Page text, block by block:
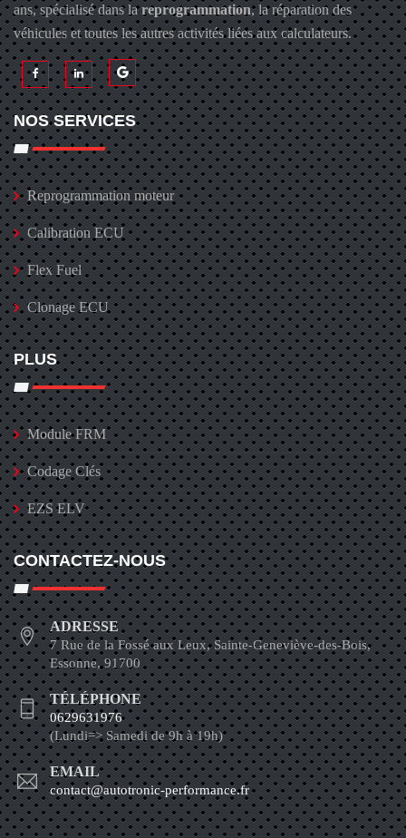
ans, spécialisé dans lareprogrammation, la réparation des
véhicules et toutes les autres activités liées aux calculateurs.
NOS SERVICES
Reprogrammation moteur
Calibration ECU
Flex Fuel
Clonage ECU
PLUS
Module FRM
Codage Clés
EZS ELV
CONTACTEZ-NOUS
ADRESSE
7 Rue de la Fossé aux Leux, Sainte-Geneviève-des-Bois,
Essonne, 91700
TÉLÉPHONE
0629631976
(Lundi=> Samedi de 9h à 19h)
EMAIL
contact@autotronic-performance.fr